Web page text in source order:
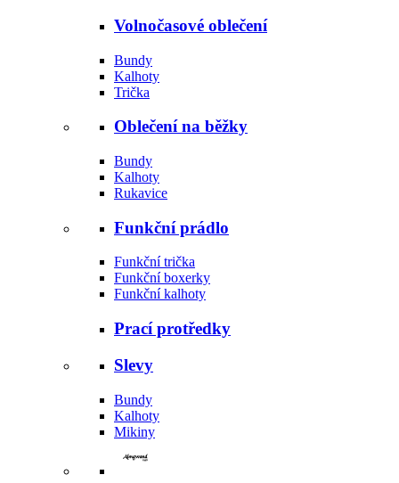
Volnočasové oblečení
Bundy
Kalhoty
Trička
Oblečení na běžky
Bundy
Kalhoty
Rukavice
Funkční prádlo
Funkční trička
Funkční boxerky
Funkční kalhoty
Prací protředky
Slevy
Bundy
Kalhoty
Mikiny